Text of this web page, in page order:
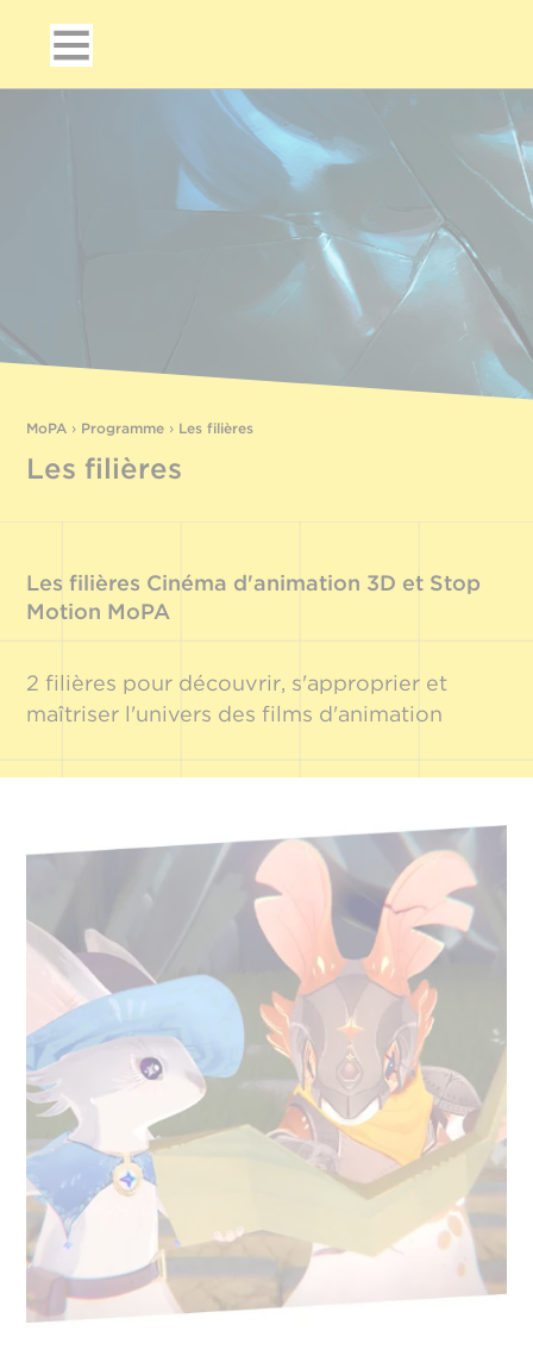
MoPA › Programme › Les filières
Les filières
Les filières Cinéma d'animation 3D et Stop
Motion MoPA
2 filières pour découvrir, s'approprier et
maîtriser l'univers des films d'animation